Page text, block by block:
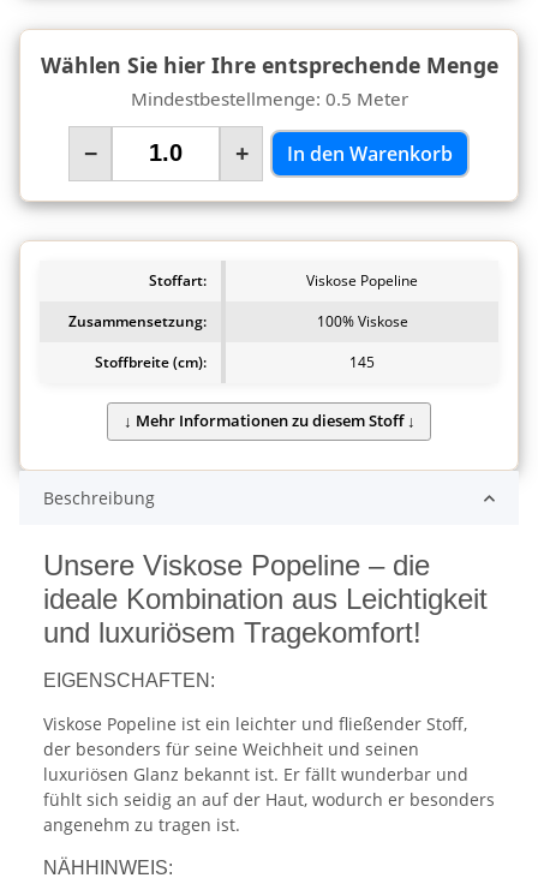
Wählen Sie hier Ihre entsprechende Menge
Mindestbestellmenge: 0.5 Meter
− + In den Warenkorb
Stoffart:
Viskose Popeline
Zusammensetzung:
100% Viskose
Stoffbreite (cm):
145
Beschreibung
Unsere Viskose Popeline – die
ideale Kombination aus Leichtigkeit
und luxuriösem Tragekomfort!
EIGENSCHAFTEN:
Viskose Popeline ist ein leichter und fließender Stoff,
der besonders für seine Weichheit und seinen
luxuriösen Glanz bekannt ist. Er fällt wunderbar und
fühlt sich seidig an auf der Haut, wodurch er besonders
angenehm zu tragen ist.
NÄHHINWEIS: